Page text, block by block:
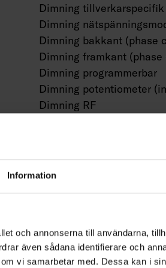
Information
och annonserna till användarna,
även sådana identifierare och
vi samarbetar med. Dessa kan i
Dimning tillverkarspecifik
Dimning
Dimning bakkant (phase
Dimning framkant (phase
Dimning programmerbar
Dimning potentiometer
Dimning RF
Dimning Zigbee
Med rörelsesensor
Med ljussensor